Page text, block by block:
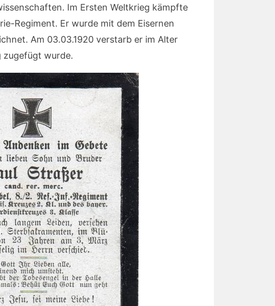
Im Ersten Weltkrieg kämpfte
Regiment. Er wurde mit dem Eisernen
Am 03.03.1920 verstarb er im Alter
zugefügt wurde.